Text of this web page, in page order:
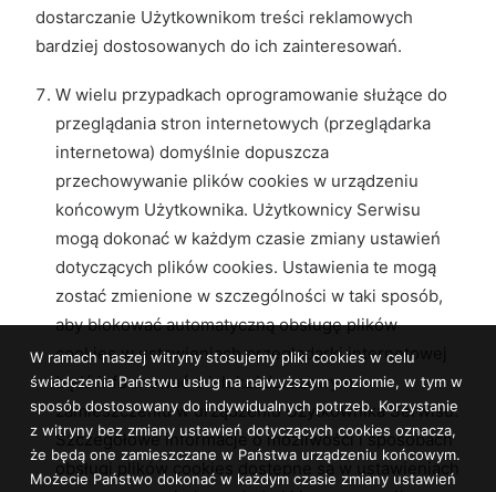
dostarczanie Użytkownikom treści reklamowych
bardziej dostosowanych do ich zainteresowań.
W wielu przypadkach oprogramowanie służące do
przeglądania stron internetowych (przeglądarka
internetowa) domyślnie dopuszcza
przechowywanie plików cookies w urządzeniu
końcowym Użytkownika. Użytkownicy Serwisu
mogą dokonać w każdym czasie zmiany ustawień
dotyczących plików cookies. Ustawienia te mogą
zostać zmienione w szczególności w taki sposób,
aby blokować automatyczną obsługę plików
cookies w ustawieniach przeglądarki internetowej
bądź informować o ich każdorazowym
zamieszczeniu w urządzeniu Użytkownika Serwisu.
Szczegółowe informacje o możliwości i sposobach
obsługi plików cookies dostępne są w ustawieniach
W ramach naszej witryny stosujemy pliki cookies w celu
świadczenia Państwu usług na najwyższym poziomie, w tym w
sposób dostosowany do indywidualnych potrzeb. Korzystanie
z witryny bez zmiany ustawień dotyczących cookies oznacza,
że będą one zamieszczane w Państwa urządzeniu końcowym.
Możecie Państwo dokonać w każdym czasie zmiany ustawień